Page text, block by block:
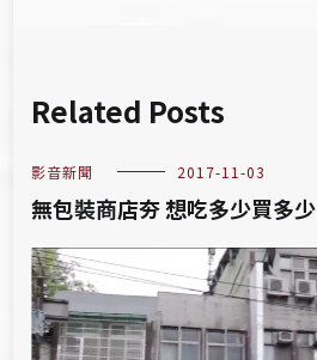
Related Posts
影音新聞 2017-11-03
無包裝商店夯 想吃多少買多少